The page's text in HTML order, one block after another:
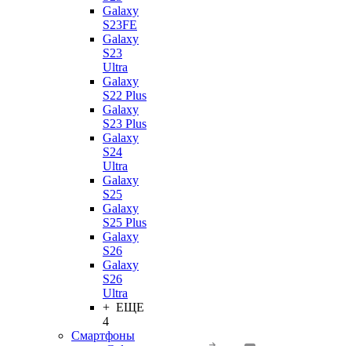
Galaxy
S23FE
Galaxy
S23
Ultra
Galaxy
S22 Plus
Galaxy
S23 Plus
Galaxy
S24
Ultra
Galaxy
S25
Galaxy
S25 Plus
Galaxy
S26
Galaxy
S26
Ultra
+ ЕЩЕ
4
Смартфоны